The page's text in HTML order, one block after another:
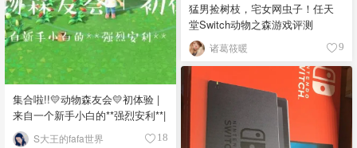
猛男捡树枝，宅女网虫子！任天
堂Switch动物之森游戏评测
诸葛筱暖 9
集合啦!!💛动物森友会💛初体验 |
来自一个新手小白的**强烈安利**|
S大王的fafa世界 18